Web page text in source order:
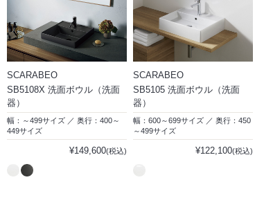
SCARABEO
SB5108X 洗面ボウル（洗面
器）
幅：～499サイズ ／ 奥行：400～
449サイズ
¥149,600(税込)
SCARABEO
SB5105 洗面ボウル（洗面
器）
幅：600～699サイズ ／ 奥行：450
～499サイズ
¥122,100(税込)